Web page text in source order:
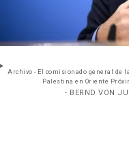
Archivo - El comisionado general de
Palestina en Oriente
- BERND VON